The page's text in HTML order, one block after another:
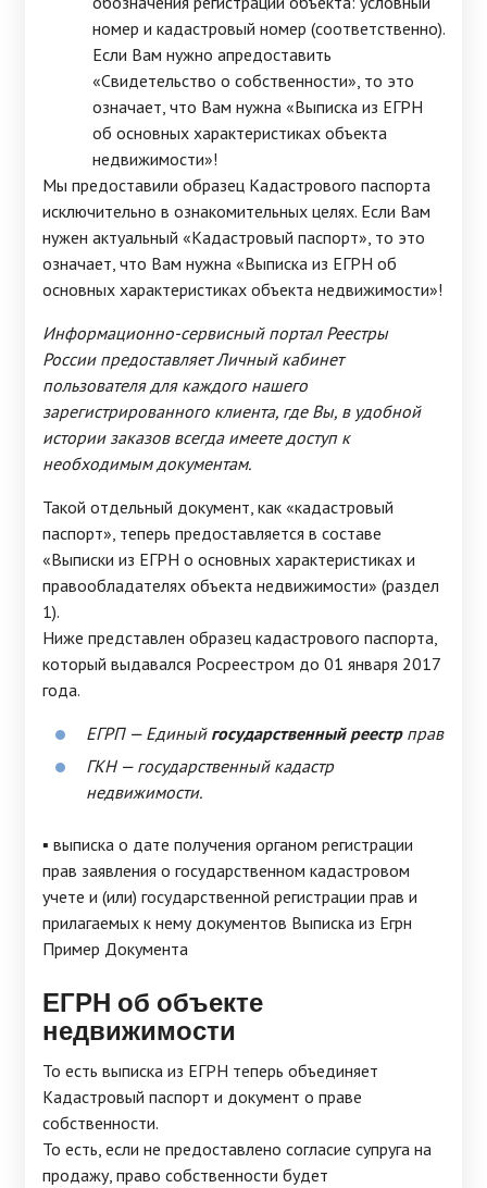
номер и кадастровый номер (соответственно).
Если Вам нужно апредоставить
«Свидетельство о собственности», то это
означает, что Вам нужна «Выписка из ЕГРН
об основных характеристиках объекта
недвижимости»!
Мы предоставили образец Кадастрового паспорта
исключительно в ознакомительных целях. Если Вам
нужен актуальный «Кадастровый паспорт», то это
означает, что Вам нужна «Выписка из ЕГРН об
основных характеристиках объекта недвижимости»!
Информационно-сервисный портал Реестры
России предоставляет Личный кабинет
пользователя для каждого нашего
зарегистрированного клиента, где Вы, в удобной
истории заказов всегда имеете доступ к
необходимым документам.
Такой отдельный документ, как «кадастровый
паспорт», теперь предоставляется в составе
«Выписки из ЕГРН о основных характеристиках и
правообладателях объекта недвижимости» (раздел
1).
Ниже представлен образец кадастрового паспорта,
который выдавался Росреестром до 01 января 2017
года.
ЕГРП — Единый государственный реестрправ
ГКН — государственный кадастр
недвижимости.
▪ выписка о дате получения органом регистрации
прав заявления о государственном кадастровом
учете и (или) государственной регистрации прав и
прилагаемых к нему документов Выписка из Егрн
Пример Документа
ЕГРН об объекте
недвижимости
То есть выписка из ЕГРН теперь объединяет
Кадастровый паспорт и документ о праве
собственности.
То есть, если не предоставлено согласие супруга на
продажу, право собственности будет